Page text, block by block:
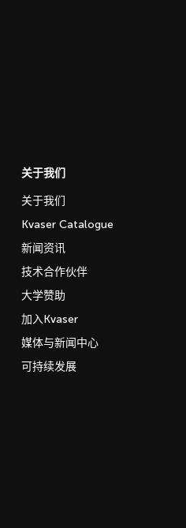
关于我们
关于我们
Kvaser Catalogue
新闻资讯
技术合作伙伴
大学赞助
加入Kvaser
媒体与新闻中心
可持续发展